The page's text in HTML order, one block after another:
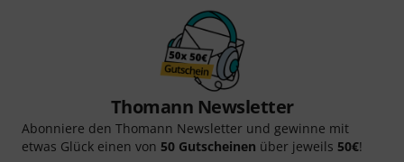
Thomann Newsletter
Abonniere den Thomann Newsletter und gewinne mit
etwas Glück einen von 50 Gutscheinen über jeweils 50€!